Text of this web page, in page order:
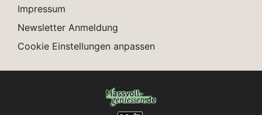
Impressum
Newsletter Anmeldung
Cookie Einstellungen anpassen